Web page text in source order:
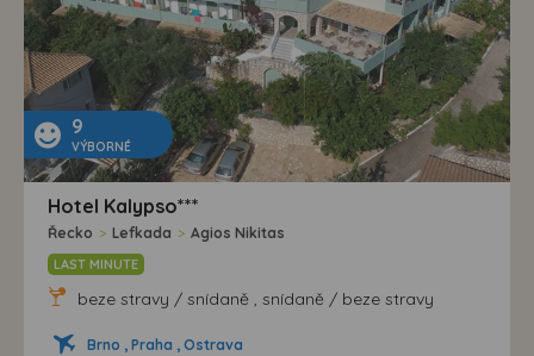
9
VÝBORNÉ
Hotel Kalypso***
Řecko > Lefkada > Agios Nikitas
LAST MINUTE
beze stravy / snídaně , snídaně / beze stravy
Brno , Praha , Ostrava